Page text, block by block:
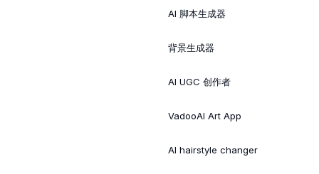
AI 脚本生成器
背景生成器
AI UGC 创作者
VadooAI Art App
AI hairstyle changer